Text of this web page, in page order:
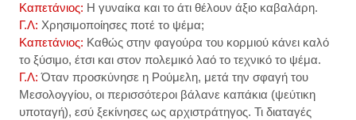
Καπετάνιος: Η γυναίκα και το άτι θέλουν άξιο καβαλάρη.
Γ.Λ: Χρησιμοποίησες ποτέ το ψέμα;
Καπετάνιος: Καθώς στην φαγούρα του κορμιού κάνει καλό
το ξύσιμο, έτσι και στον πολεμικό λαό το τεχνικό το ψέμα.
Γ.Λ: Όταν προσκύνησε η Ρούμελη, μετά την σφαγή του
Μεσολογγίου, οι περισσότεροι βάλανε καπάκια (ψεύτικη
υποταγή), εσύ ξεκίνησες ως αρχιστράτηγος. Τι διαταγές